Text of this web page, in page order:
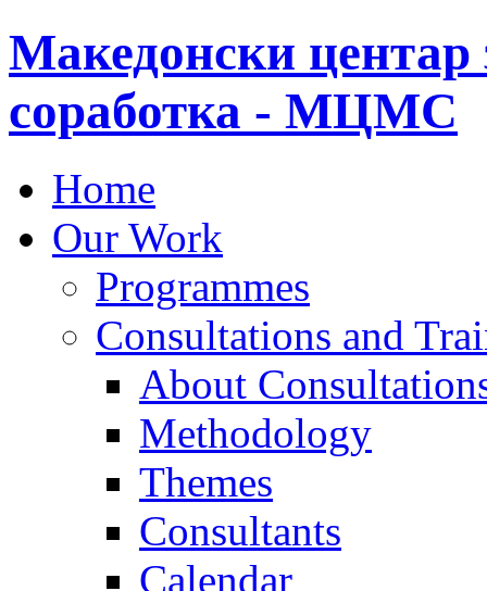
Македонски центар
соработка - МЦМС
Home
Our Work
Programmes
Consultations and
About
Methodology
Themes
Consultants
Calendar